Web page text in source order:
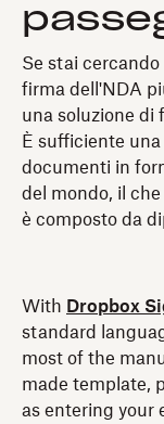
Se stai
firma dell'NDA
una soluzione di
È sufficiente
documenti in
del mondo, il
è composto da
With Dropbox
standard
most of the
made template,
as entering your